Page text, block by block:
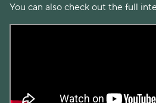
You can also check out the full